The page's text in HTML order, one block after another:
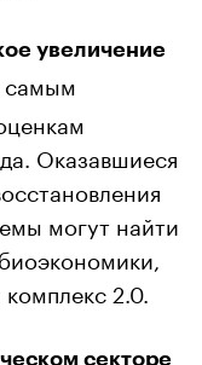
увеличение
самым
Оказавшиеся
могут найти
2.0.
секторе